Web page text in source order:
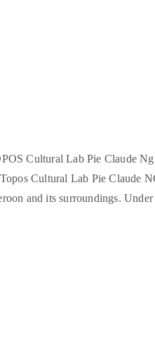
Cultural Lab Pie Claude
Cultural Lab Pie Claude
and its surroundings.